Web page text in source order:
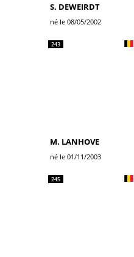
S. DEWEIRDT
né le 08/05/2002
243
M. LANHOVE
né le 01/11/2003
245